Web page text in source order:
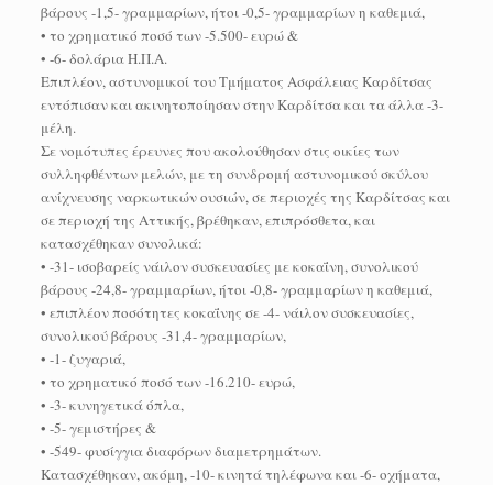
βάρους -1,5- γραμμαρίων, ήτοι -0,5- γραμμαρίων η καθεμιά,
• το χρηματικό ποσό των -5.500- ευρώ &
• -6- δολάρια Η.Π.Α.
Επιπλέον, αστυνομικοί του Τμήματος Ασφάλειας Καρδίτσας
εντόπισαν και ακινητοποίησαν στην Καρδίτσα και τα άλλα -3-
μέλη.
Σε νομότυπες έρευνες που ακολούθησαν στις οικίες των
συλληφθέντων μελών, με τη συνδρομή αστυνομικού σκύλου
ανίχνευσης ναρκωτικών ουσιών, σε περιοχές της Καρδίτσας και
σε περιοχή της Αττικής, βρέθηκαν, επιπρόσθετα, και
κατασχέθηκαν συνολικά:
• -31- ισοβαρείς νάιλον συσκευασίες με κοκαΐνη, συνολικού
βάρους -24,8- γραμμαρίων, ήτοι -0,8- γραμμαρίων η καθεμιά,
• επιπλέον ποσότητες κοκαΐνης σε -4- νάιλον συσκευασίες,
συνολικού βάρους -31,4- γραμμαρίων,
• -1- ζυγαριά,
• το χρηματικό ποσό των -16.210- ευρώ,
• -3- κυνηγετικά όπλα,
• -5- γεμιστήρες &
• -549- φυσίγγια διαφόρων διαμετρημάτων.
Κατασχέθηκαν, ακόμη, -10- κινητά τηλέφωνα και -6- οχήματα,